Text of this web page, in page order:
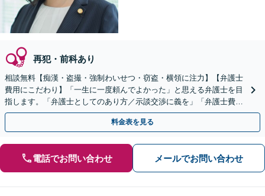
再犯・前科あり
相談無料【痴漢・盗撮・強制わいせつ・窃盗・横領に注力】【弁護士
費用にこだわり】「一生に一度頼んでよかった」と思える弁護士を目
指します。「弁護士としてのあり方／示談交渉に義を」「弁護士費用
にこだわる」依頼者さまに寄り添った金額設定
料金表を見る
電話でお問い合わせ メールでお問い合わせ